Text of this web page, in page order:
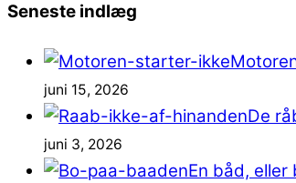
Seneste indlæg
juni 15, 2026
De
juni 3, 2026
En båd, eller